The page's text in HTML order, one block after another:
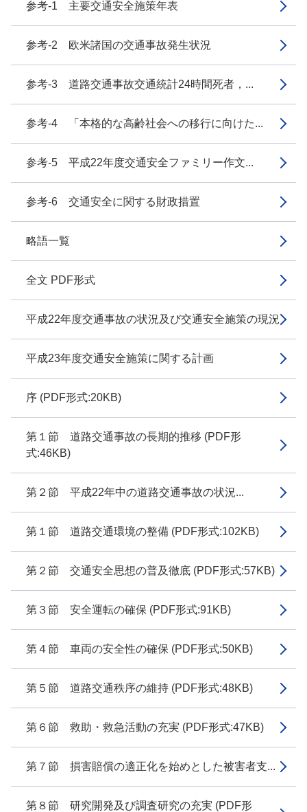
参考-1 主要交通安全施策年表
参考-2 欧米諸国の交通事故発生状況
参考-3 道路交通事故交通統計24時間死者，...
参考-4 「本格的な高齢社会への移行に向けた...
参考-5 平成22年度交通安全ファミリー作文...
参考-6 交通安全に関する財政措置
略語一覧
全文 PDF形式
平成22年度交通事故の状況及び交通安全施策の現況
平成23年度交通安全施策に関する計画
序 (PDF形式:20KB)
第１節 道路交通事故の長期的推移 (PDF形
式:46KB)
第２節 平成22年中の道路交通事故の状況...
第１節 道路交通環境の整備 (PDF形式:102KB)
第２節 交通安全思想の普及徹底 (PDF形式:57KB)
第３節 安全運転の確保 (PDF形式:91KB)
第４節 車両の安全性の確保 (PDF形式:50KB)
第５節 道路交通秩序の維持 (PDF形式:48KB)
第６節 救助・救急活動の充実 (PDF形式:47KB)
第７節 損害賠償の適正化を始めとした被害者支...
第８節 研究開発及び調査研究の充実 (PDF形